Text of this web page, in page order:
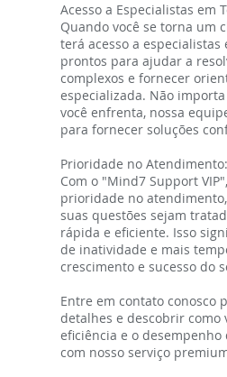
Acesso a Especialistas em
Quando você se torna um
terá acesso a especialistas
prontos para ajudar a
complexos e fornecer
especializada. Não
você enfrenta, nossa
para fornecer soluções
Prioridade no Atendimento:
Com o "Mind7 Support
prioridade no
suas questões sejam
rápida e eficiente. Isso
de inatividade e mais
crescimento e sucesso do
Entre em contato conosco
detalhes e descobrir como
eficiência e o desempenho
com nosso serviço